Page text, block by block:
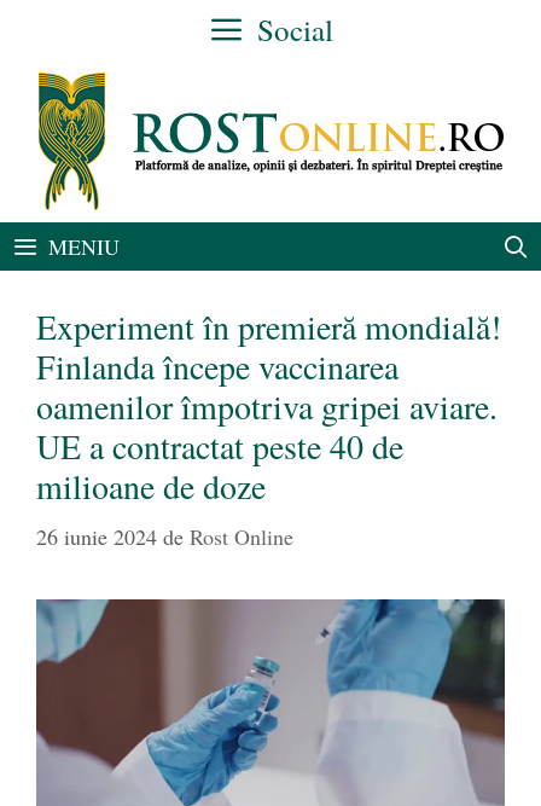
conținut
Social
MENIU
Experiment în premieră mondială!
Finlanda începe vaccinarea
oamenilor împotriva gripei aviare.
UE a contractat peste 40 de
milioane de doze
26 iunie 2024 de Rost Online